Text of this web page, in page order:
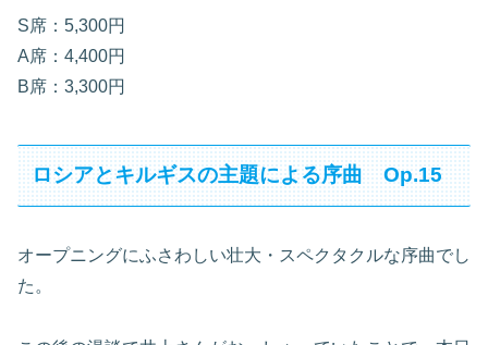
S席：5,300円
A席：4,400円
B席：3,300円
ロシアとキルギスの主題による序曲 Op.15
オープニングにふさわしい壮大・スペクタクルな序曲でし
た。